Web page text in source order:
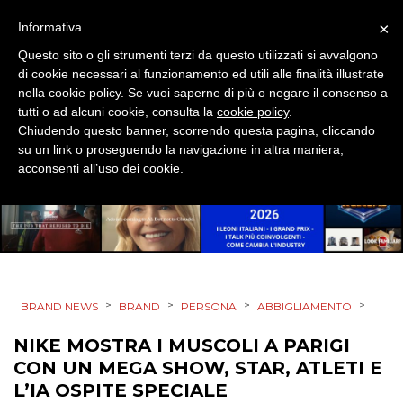
CINEMA
DIGITALE
EDITORIA
RADIO / AUDIO
BRAND NEWS > BRAND > PERSONA > ABBIGLIAMENTO >
NIKE MOSTRA I MUSCOLI A PARIGI
CON UN MEGA SHOW, STAR, ATLETI E
L’IA OSPITE SPECIALE
×
Informativa
Questo sito o gli strumenti terzi da questo utilizzati si avvalgono
di cookie necessari al funzionamento ed utili alle finalità illustrate
nella cookie policy. Se vuoi saperne di più o negare il consenso a
tutti o ad alcuni cookie, consulta la cookie policy.
Chiudendo questo banner, scorrendo questa pagina, cliccando
su un link o proseguendo la navigazione in altra maniera,
acconsenti all’uso dei cookie.